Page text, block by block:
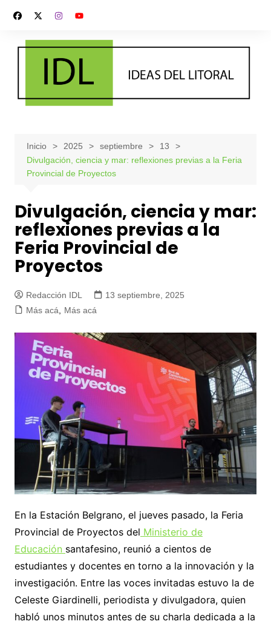
contenido
Inicio 2025 septiembre
13
Divulgación, ciencia y mar: reflexiones previas a la Feria
Provincial de Proyectos
Divulgación, ciencia y mar:
reflexiones previas a la
Feria Provincial de
Proyectos
Redacción IDL
13 septiembre, 2025
Más acá, Más acá
En la Estación Belgrano, el jueves pasado, la Feria
Provincial de Proyectos del Ministerio de
Educación santafesino, reunió a cientos de
estudiantes y docentes en torno a la innovación y la
investigación. Entre las voces invitadas estuvo la de
Celeste Giardinelli, periodista y divulgadora, quien
habló unos minutos antes de su charla dedicada a la